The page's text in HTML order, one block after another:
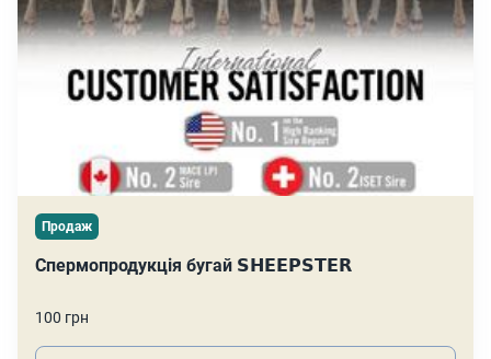
Продаж
Спермопродукція бугай 𝗦𝗛𝗘𝗘𝗣𝗦𝗧𝗘𝗥
100 грн